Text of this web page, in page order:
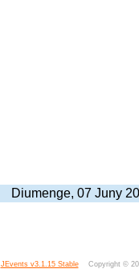
Diumenge, 07 Juny
JEvents v3.1.15 Stable Copyright ©